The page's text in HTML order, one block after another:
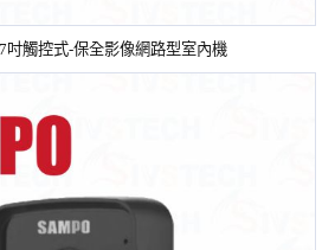
吋觸控式-保全影像網路型室內機